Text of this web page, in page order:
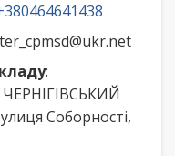
:
ЧЕРНІГІВСЬКИЙ
Соборності,